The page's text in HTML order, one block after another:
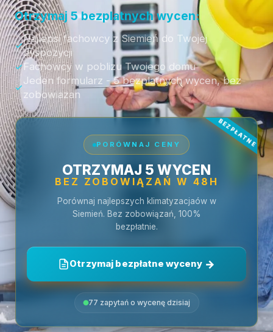
Otrzymaj 5 bezplatnych wycen:
Najlepsi fachowcy z Siemień do Twojej
dyspozycji
Fachowcy w poblizu Twojego domu
Jeden formularz - 5 bezplatnych wycen, bez
zobowiazan
PORÓWNAJ CENY
OTRZYMAJ 5 WYCEN
BEZ ZOBOWIĄZAŃ W 48H
Porównaj najlepszych klimatyzacjaów w
Siemień. Bez zobowiązań, 100%
bezpłatnie.
Otrzymaj bezpłatne wyceny
77 zapytań o wycenę dzisiaj